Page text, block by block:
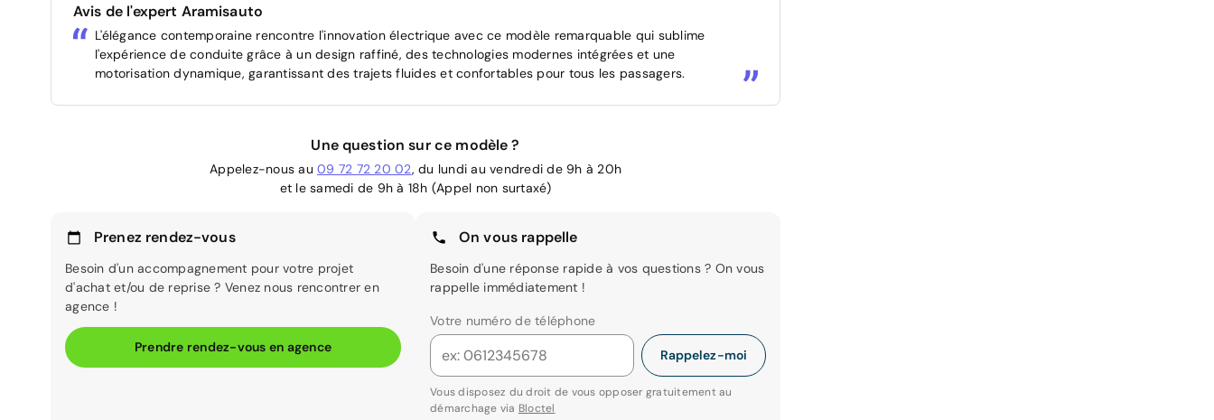
Avis de l'expert Aramisauto
L'élégance contemporaine rencontre l'innovation électrique avec ce modèle remarquable qui sublime
l'expérience de conduite grâce à un design raffiné, des technologies modernes intégrées et une
motorisation dynamique, garantissant des trajets fluides et confortables pour tous les passagers.
Une question sur ce modèle ?
Appelez-nous au 09 72 72 20 02, du lundi au vendredi de 9h à 20h
et le samedi de 9h à 18h (Appel non surtaxé)
Prenez rendez-vous
Besoin d'un accompagnement pour votre projet
d'achat et/ou de reprise ? Venez nous rencontrer en
agence !
Prendre rendez-vous en agence
On vous rappelle
Besoin d'une réponse rapide à vos questions ? On vous
rappelle immédiatement !
Votre numéro de téléphone
Rappelez-moi
Vous disposez du droit de vous opposer gratuitement au
démarchage via Bloctel